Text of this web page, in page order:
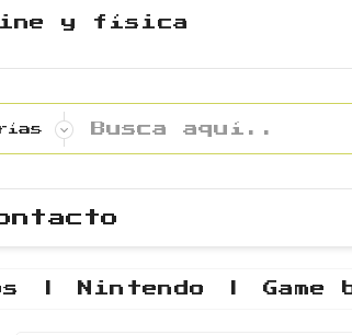
y física
Nintendo Game